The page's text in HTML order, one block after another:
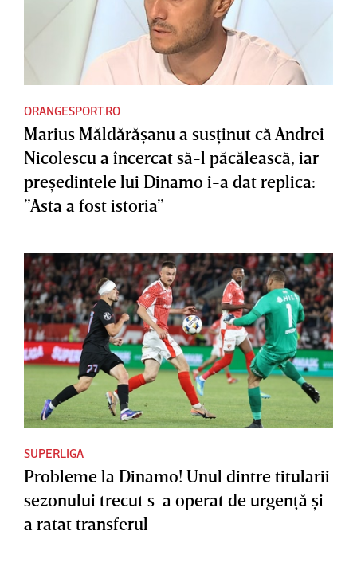
ORANGESPORT.RO
Marius Măldărăşanu a susţinut că Andrei
Nicolescu a încercat să-l păcălească, iar
preşedintele lui Dinamo i-a dat replica:
”Asta a fost istoria”
SUPERLIGA
Probleme la Dinamo! Unul dintre titularii
sezonului trecut s-a operat de urgenţă şi
a ratat transferul